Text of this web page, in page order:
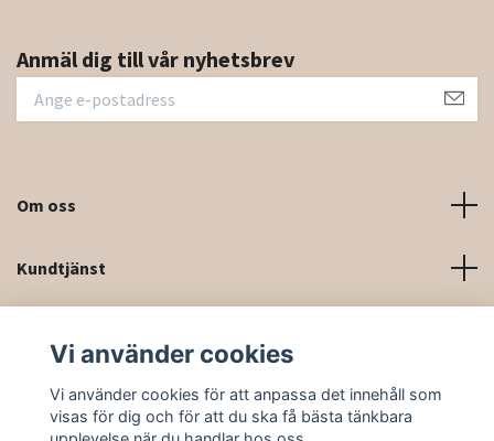
Anmäl dig till vår nyhetsbrev
Om oss
Kundtjänst
Sociala medier
Vi använder cookies
Vi använder cookies för att anpassa det innehåll som
visas för dig och för att du ska få bästa tänkbara